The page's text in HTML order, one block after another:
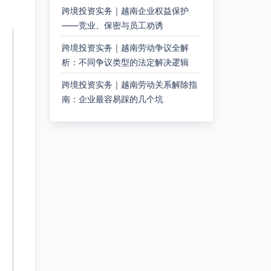
跨境投资实务｜越南企业权益保护
——竞业、保密与员工劝诱
跨境投资实务｜越南劳动争议全解
析：不同争议类型的法定解决逻辑
跨境投资实务｜越南劳动关系解除指
南：企业最容易踩的几个坑